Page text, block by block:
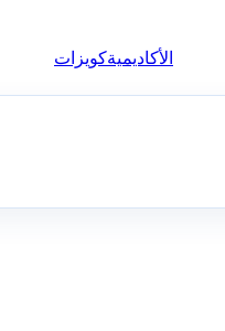
الأكاديميةكويزات